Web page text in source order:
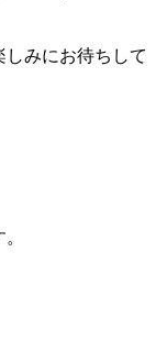
みにお待ちして